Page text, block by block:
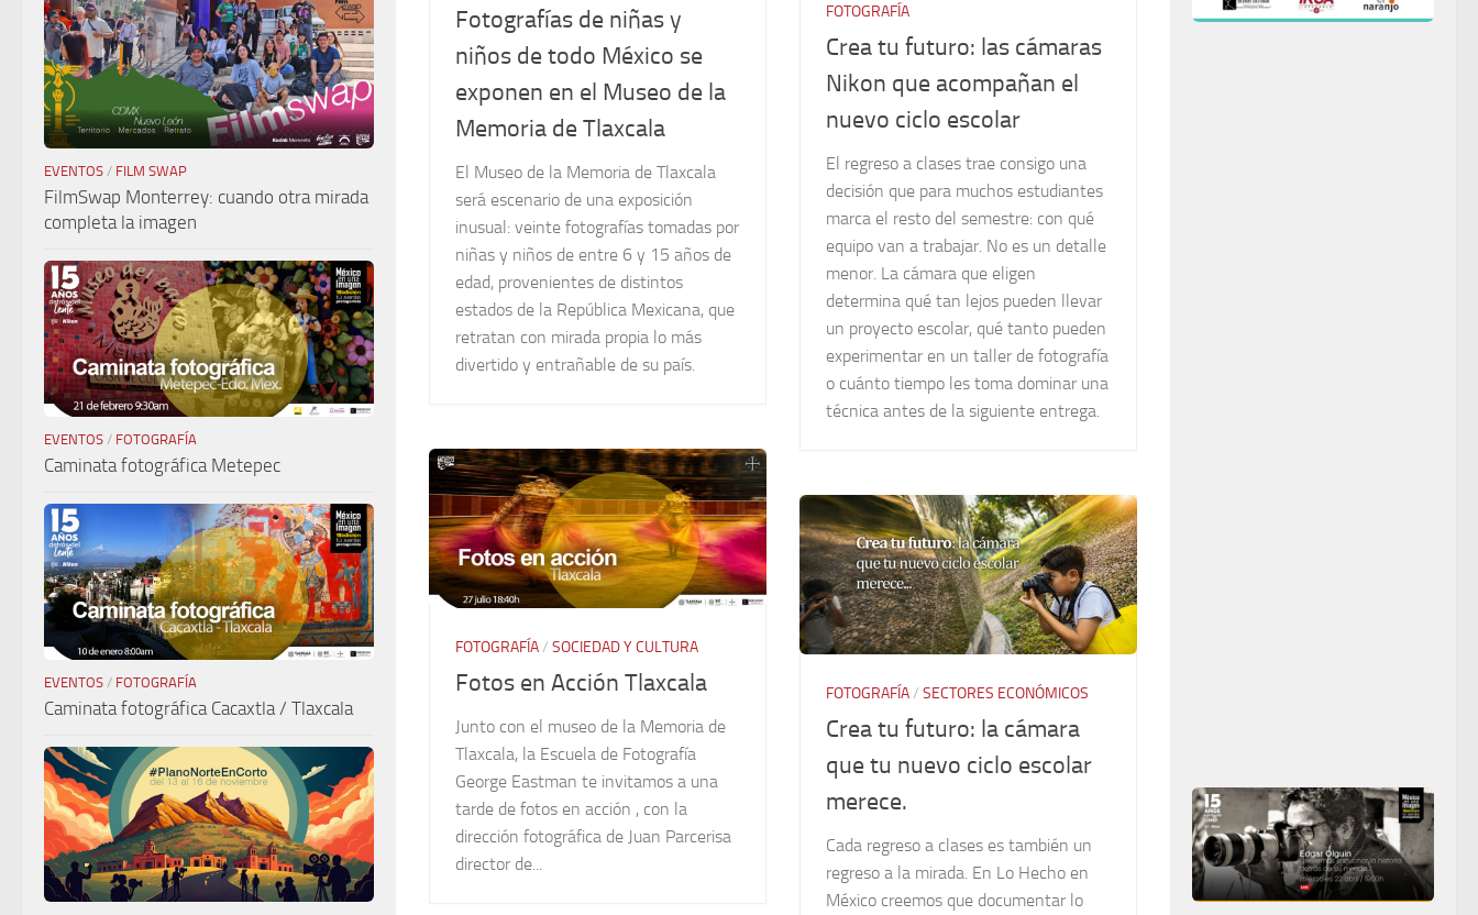
Fotografías de niñas y
niños de todo México se
exponen en el Museo de la
Memoria de Tlaxcala
El Museo de la Memoria de Tlaxcala
será escenario de una exposición
inusual: veinte fotografías tomadas por
niñas y niños de entre 6 y 15 años de
edad, provenientes de distintos
estados de la República Mexicana, que
retratan con mirada propia lo más
divertido y entrañable de su país.
FOTOGRAFÍA
Crea tu futuro: las cámaras
Nikon que acompañan el
nuevo ciclo escolar
El regreso a clases trae consigo una
decisión que para muchos estudiantes
marca el resto del semestre: con qué
equipo van a trabajar. No es un detalle
menor. La cámara que eligen
determina qué tan lejos pueden llevar
un proyecto escolar, qué tanto pueden
experimentar en un taller de fotografía
o cuánto tiempo les toma dominar una
técnica antes de la siguiente entrega.
FOTOGRAFÍA/ SOCIEDAD Y CULTURA
Fotos en Acción Tlaxcala
Junto con el museo de la Memoria de
Tlaxcala, la Escuela de Fotografía
George Eastman te invitamos a una
tarde de fotos en acción , con la
dirección fotográfica de Juan Parcerisa
director de...
FOTOGRAFÍA/ SECTORES ECONÓMICOS
Crea tu futuro: la cámara
que tu nuevo ciclo escolar
merece.
Cada regreso a clases es también un
regreso a la mirada. En Lo Hecho en
México creemos que documentar lo
EVENTOS / FILM SWAP
FilmSwap Monterrey: cuando otra mirada
completa la imagen
EVENTOS / FOTOGRAFÍA
Caminata fotográfica Metepec
EVENTOS / FOTOGRAFÍA
Caminata fotográfica Cacaxtla / Tlaxcala